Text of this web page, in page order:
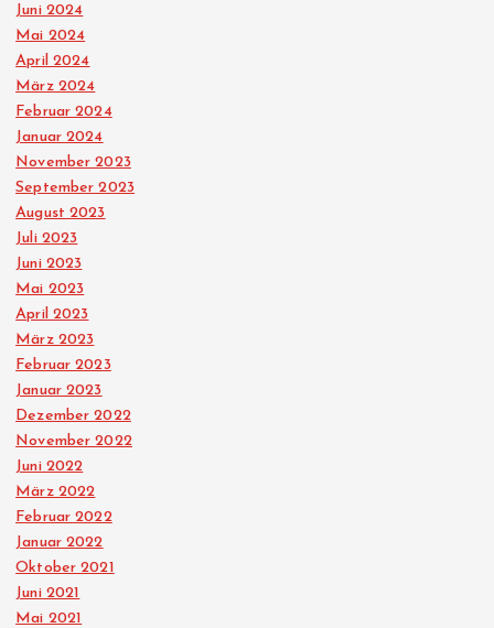
Juni 2024
Mai 2024
April 2024
März 2024
Februar 2024
Januar 2024
November 2023
September 2023
August 2023
Juli 2023
Juni 2023
Mai 2023
April 2023
März 2023
Februar 2023
Januar 2023
Dezember 2022
November 2022
Juni 2022
März 2022
Februar 2022
Januar 2022
Oktober 2021
Juni 2021
Mai 2021